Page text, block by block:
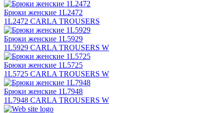
Брюки женские 1L2472
1L2472 CARLA TROUSERS
Брюки женские 1L5929
1L5929 CARLA TROUSERS W
Брюки женские 1L5725
1L5725 CARLA TROUSERS W
Брюки женские 1L7948
1L7948 CARLA TROUSERS W